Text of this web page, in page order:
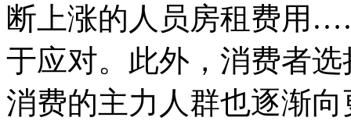
断上涨的人员房租费用
于应对。此外，消费者
消费的主力人群也逐渐